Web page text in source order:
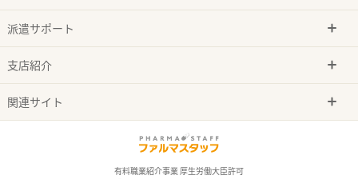
派遣サポート
支店紹介
関連サイト
有料職業紹介事業 厚生労働大臣許可